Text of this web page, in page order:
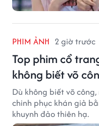
PHIM ẢNH 2 giờ trước
Top phim cổ
không biết võ
Dù không biết võ
chinh phục khán giả
khuynh đảo thiên hạ.